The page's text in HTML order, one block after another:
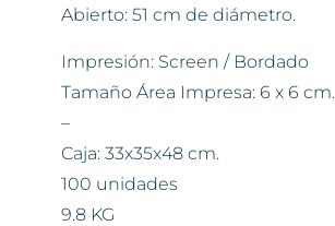
Abierto: 51 cm de diámetro.
Impresión: Screen / Bordado
Tamaño Área Impresa: 6 x 6 cm.
–
Caja: 33x35x48 cm.
100 unidades
9.8 KG